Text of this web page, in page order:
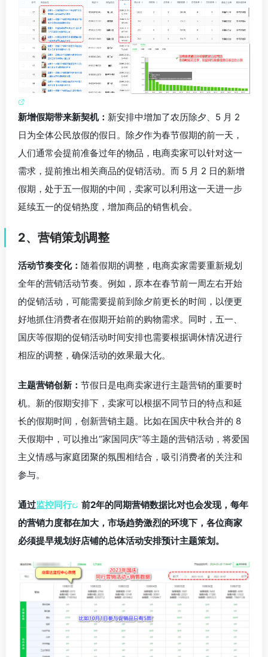
新增假期带来新契机： 新安排中增加了农历除夕、5 月 2
日为全体公民放假的假日。除夕作为春节假期的前一天，
人们通常会提前准备过年的物品，电商卖家可以针对这一
需求，提前推出相关商品的促销活动。而 5 月 2 日的新增
假期，处于五一假期的中间，卖家可以利用这一天进一步
延续五一的促销热度，增加商品的销售机会。
2、营销策划调整
活动节奏变化： 随着假期的调整，电商卖家需要重新规划
全年的营销活动节奏。例如，原本在春节前一周左右开始
的促销活动，可能需要提前到除夕前更长的时间，以便更
好地抓住消费者在假期开始前的购物需求。同时，五一、
国庆等假期的促销活动时间安排也需要根据调休情况进行
相应的调整，确保活动的效果最大化。
主题营销创新： 节假日是电商卖家进行主题营销的重要时
机。新的假期安排下，卖家可以根据不同节日的特点和延
长的假期时间，创新营销主题。比如在国庆中秋合并的 8
天假期中，可以推出“家国同庆”等主题的营销活动，将爱国
主义情感与家庭团聚的氛围相结合，吸引消费者的关注和
参与。
通过监控同行
前2年的同期营销数据比对也会发现，每年
的营销力度都在加大，市场趋势激烈的环境下，各位商家
必须提早规划好店铺的总体活动安排预计主题策划。